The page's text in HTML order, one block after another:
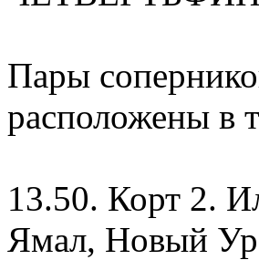
Пары
расположены в
13.50. Корт 2.
Ямал, Новый